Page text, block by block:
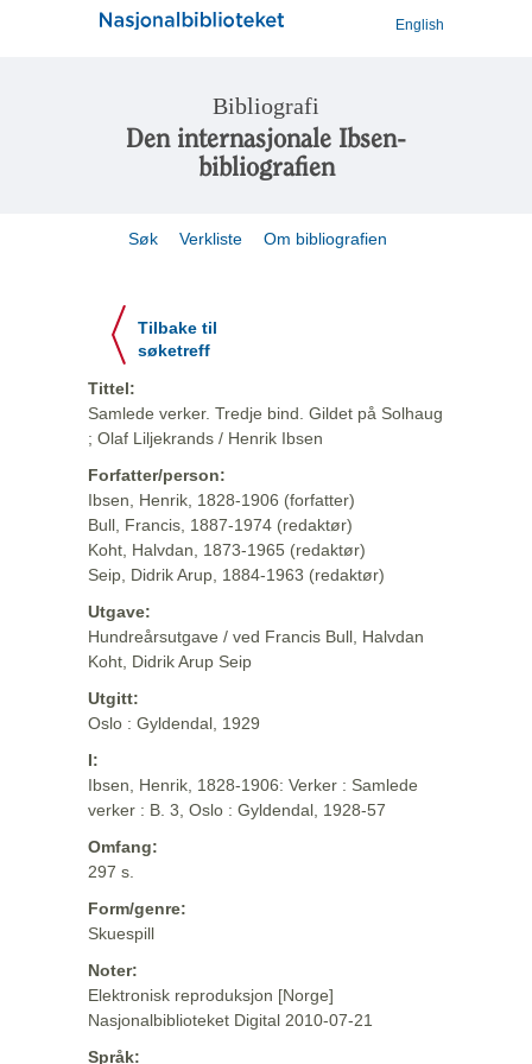
English
Bibliografi
Den internasjonale Ibsen-
bibliografien
Søk Verkliste Om bibliografien
Tilbake til
søketreff
Tittel:
Samlede verker. Tredje bind. Gildet på Solhaug
; Olaf Liljekrands / Henrik Ibsen
Forfatter/person:
Ibsen, Henrik, 1828-1906 (forfatter)
Bull, Francis, 1887-1974 (redaktør)
Koht, Halvdan, 1873-1965 (redaktør)
Seip, Didrik Arup, 1884-1963 (redaktør)
Utgave:
Hundreårsutgave / ved Francis Bull, Halvdan
Koht, Didrik Arup Seip
Utgitt:
Oslo : Gyldendal, 1929
I:
Ibsen, Henrik, 1828-1906: Verker : Samlede
verker : B. 3, Oslo : Gyldendal, 1928-57
Omfang:
297 s.
Form/genre:
Skuespill
Noter:
Elektronisk reproduksjon [Norge]
Nasjonalbiblioteket Digital 2010-07-21
Språk: